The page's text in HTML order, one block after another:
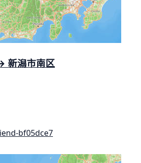
新潟市南区
bf05dce7